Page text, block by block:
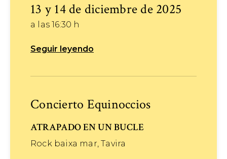
13 y 14 de diciembre de 2025
a las 16:30 h
Seguir leyendo
Concierto Equinoccios
ATRAPADO EN UN BUCLE
Rock baixa mar, Tavira